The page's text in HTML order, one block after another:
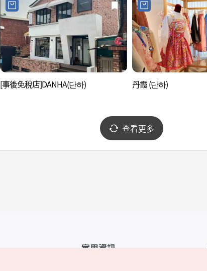
[事後免稅店]DANHA(단하) 丹霞 (단하)
查看更多
實用資訊